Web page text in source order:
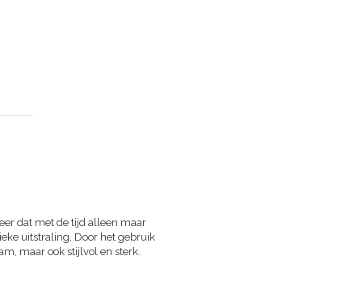
dat met de tijd alleen maar
uitstraling. Door het gebruik
maar ook stijlvol en sterk.